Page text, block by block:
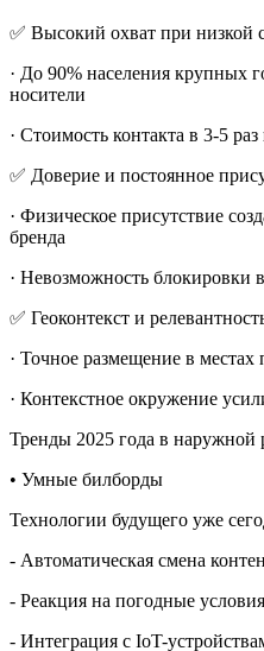
✅ Высокий охват при низкой
· До 90% населения крупных
носители
· Стоимость контакта в 3-5
✅ Доверие и постоянное
· Физическое присутствие
бренда
· Невозможность блокировки
✅ Геоконтекст и
· Точное размещение в
· Контекстное окружение
Тренды 2025 года в наружной
• Умные билборды
Технологии будущего уже
- Автоматическая смена
- Реакция на погодные условия
- Интеграция с IoT-